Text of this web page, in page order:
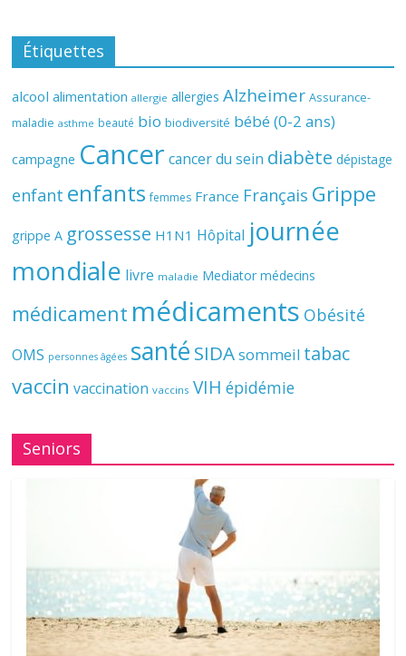
Étiquettes
alcool alimentation allergie allergies Alzheimer Assurance-
maladie asthme beauté bio biodiversité bébé (0-2 ans)
campagne Cancer cancer du sein diabète dépistage
enfant enfants femmes France Français Grippe
grippe A grossesse H1N1 Hôpital journée
mondiale livre maladie Mediator médecins
médicament médicaments Obésité
OMS personnes âgées santé SIDAsommeil tabac
vaccin vaccination vaccins VIH épidémie
Seniors